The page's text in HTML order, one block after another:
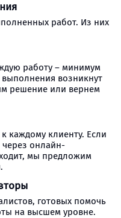
работ. Из них
работу – минимум
выполнения возникнут
решение или вернем
каждому клиенту. Если
через онлайн-
мы предложим
готовых помочь
на высшем уровне.